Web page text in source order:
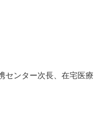
センター次長、在宅医療